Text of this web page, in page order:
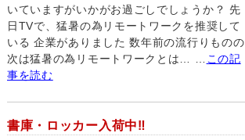
いていますがいかがお過ごしでしょうか？ 先
日TVで、猛暑の為リモートワークを推奨して
いる 企業がありました 数年前の流行りものの
次は猛暑の為リモートワークとは… …
この記
事を読む
書庫・ロッカー入荷中‼